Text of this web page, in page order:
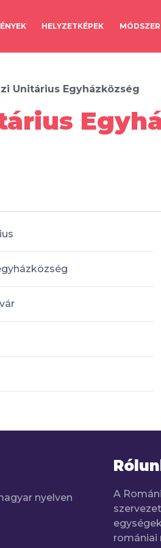
HELYZETKÉPEK
Unitárius Egyházközség
nyelven
A
romániai